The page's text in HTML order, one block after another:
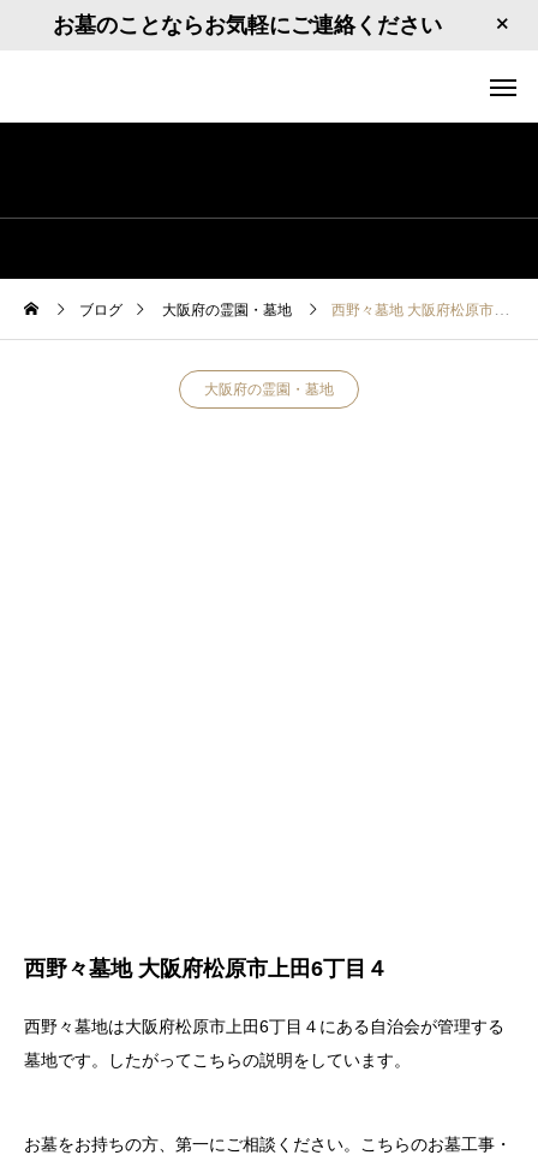
お墓のことならお気軽にご連絡ください
ブログ 大阪府の霊園・墓地 西野々墓地 大阪府松原市上田6丁目４
大阪府の霊園・墓地
西野々墓地 大阪府松原市上田6丁目４
西野々墓地は大阪府松原市上田6丁目４にある自治会が管理する
墓地です。したがってこちらの説明をしています。
お墓をお持ちの方、第一にご相談ください。こちらのお墓工事・